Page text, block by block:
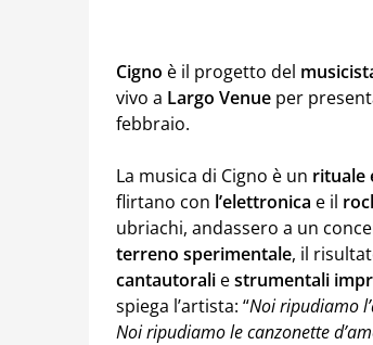
Cigno è il progetto del
vivo a Largo Venue per
febbraio.
La musica di Cigno è un rituale
flirtano con l’elettronica e il
ubriachi, andassero a un
terreno sperimentale, il
cantautorali estrumentali
spiega l’artista: “Noi ripudiamo
Noi ripudiamo le canzonette